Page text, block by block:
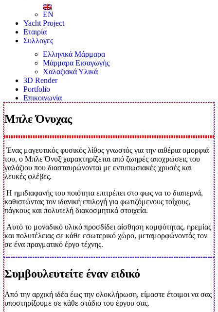
EN
Yacht Project
Εταιρία
Συλλογες
Ελληνικά Μάρμαρα
Μάρμαρα Εισαγωγής
Χαλαζιακά Υλικά
3D Render
Portfolio
Επικοινωνία
Μπλε Όνυχας
Ένας μαγευτικός φυσικός λίθος γνωστός για την αιθέρια ομορφιά
του, ο Μπλε Όνυξ χαρακτηρίζεται από ζωηρές αποχρώσεις του
γαλάζιου που διασταυρώνονται με εντυπωσιακές χρυσές και
λευκές φλέβες.
Η ημιδιαφανής του ποιότητα επιτρέπει στο φως να το διαπερνά,
καθιστώντας τον ιδανική επιλογή για φωτιζόμενους τοίχους,
πάγκους και πολυτελή διακοσμητικά στοιχεία.
Αυτό το μοναδικό υλικό προσδίδει αίσθηση κομψότητας, ηρεμίας
και πολυτέλειας σε κάθε εσωτερικό χώρο, μεταμορφώνοντάς τον
σε ένα πραγματικό έργο τέχνης.
Συμβουλευτείτε έναν ειδικό
Από την αρχική ιδέα έως την ολοκλήρωση, είμαστε έτοιμοι να σας
υποστηρίξουμε σε κάθε στάδιο του έργου σας.